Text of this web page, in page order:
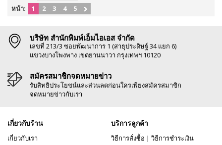
หน้า:
1 2 3 4 5
บริษัท สำนักพิมพ์เอ็มไอเอส จำกัด
เลขที่ 213/3 ซอยพัฒนาการ 1 (สาธุประดิษฐ์ 34 แยก 6)
แขวงบางโพงพาง เขตยานนาวา กรุงเทพฯ 10120
สมัครสมาชิกจดหมายข่าว
รับสิทธิประโยชน์และส่วนลดก่อนใครเพียงสมัครสมาชิก
จดหมายข่าวกับเรา
เกี่ยวกับร้าน
เกี่ยวกับเรา
บริการลูกค้า
วิธีการสั่งซื้อ | วิธีการชำระเงิน